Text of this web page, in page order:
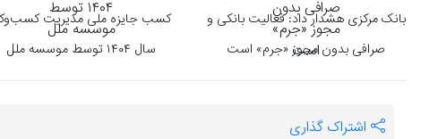
بانک مرکزی هشدار داد: فعالیت بانکی و
صرافی بدون مجوز «جرم» است
کسب جایزه ملی مدیریت
سال ۱۴۰۴ توسط موسسه ملل
اشتراک گذاری